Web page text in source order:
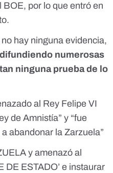
BOE, por lo que entró en
hay ninguna evidencia,
numerosas
ninguna prueba de lo
al Rey Felipe VI
de Amnistía” y “fue
abandonar la Zarzuela”
y amenazó al
DE ESTADO’ e instaurar